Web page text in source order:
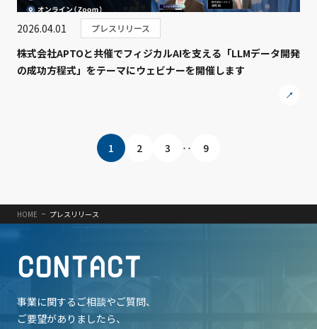
2026.04.01 プレスリリース
株式会社APTOと共催でフィジカルAIを支える「LLMデータ開発
の成功方程式」をテーマにウェビナーを開催します
1 2 3 ‥ 9
HOME プレスリリース
CONTACT
事業に関するご相談やご質問、
ご要望がありましたら、